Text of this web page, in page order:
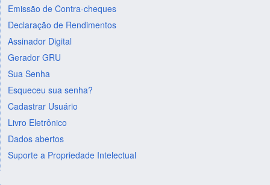
Emissão de Contra-cheques
Declaração de Rendimentos
Assinador Digital
Gerador GRU
Sua Senha
Esqueceu sua senha?
Cadastrar Usuário
Livro Eletrônico
Dados abertos
Suporte a Propriedade Intelectual